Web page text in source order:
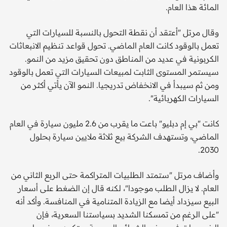
المائة هذا العام.
وقال مرتل "أعتقد أن نقطة التحول بالنسبة للسيارات التي
تعمل بالوقود كانت العام الماضي. تحول قواعد تنظيم الانبعاثات
الكربونية في عديد من المناطق دون تحقيق مزيد من النمو.
سيستمر المستوى الثابت لمبيعات السيارات التي تعمل بالوقود
ومن ثم سيبدأ في الانخفاض تدريجيا. النمو الآن يأتي أكثر من
السيارات الكهربائية".
كانت "بي إم دبليو" باعت ما يقرب من 2.6 مليون سيارة في العام
الماضي، وتستهدف الشركة بيع ثلاثة ملايين سيارة بحلول
2030.
وأضاف مرتل "ستمتد الطلبيات المتراكمة حتى الربع الثاني من
العام. لا يزال الطلب موجودا"، لكنه قال إن الضغط على أسعار
البيع سيزداد أيضا مع الزيادة المتنامية في المنافسة. وأكد أنه
"على الرغم من تمسكنا الشديد بسياستنا السعرية، فإن